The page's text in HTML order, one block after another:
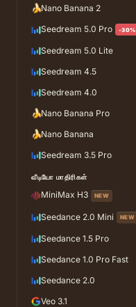
🍌Nano Banana 2
Seedream 5.0 Pro
-30%
Seedream 5.0 Lite
Seedream 4.5
Seedream 4.0
🍌Nano Banana Pro
🍌Nano Banana
Seedream 3.5 Pro
வீடியோ மாதிரிகள்
MiniMax H3 NEW
Seedance 2.0 Mini NEW
Seedance 1.5 Pro
Seedance 1.0 Pro Fast
Seedance 2.0
Veo 3.1